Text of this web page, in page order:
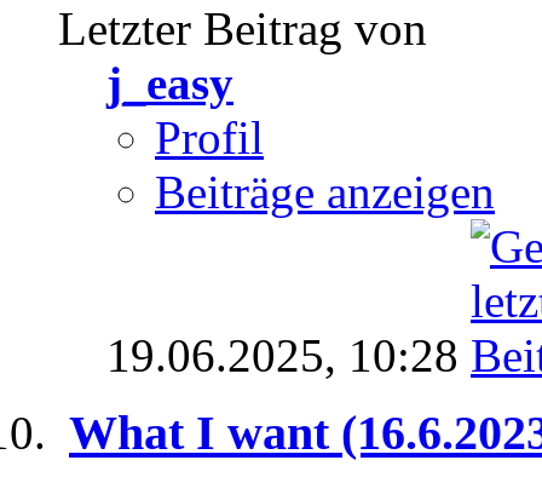
Letzter Beitrag von
j_easy
Profil
Beiträge anzeigen
19.06.2025, 10:28
What I want